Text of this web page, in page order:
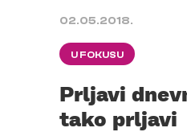
02.05.2018.
U FOKUSU
Prljavi
tako prljavi